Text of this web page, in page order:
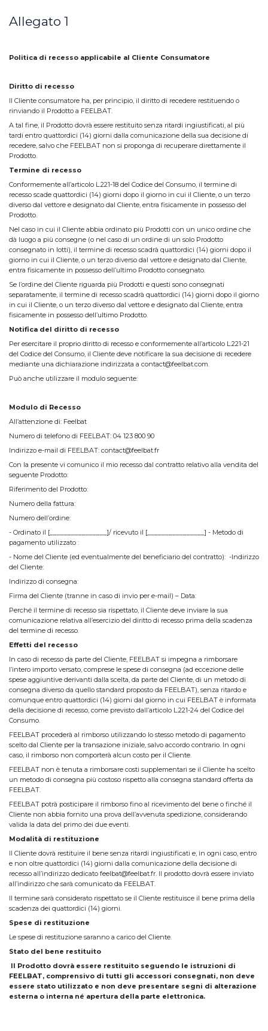
Allegato 1
Politica di recesso applicabile al Cliente Consumatore
Diritto di recesso
Il Cliente consumatore ha, per principio, il diritto di recedere restituendo o
rinviando il Prodotto a FEELBAT.
A tal fine, il Prodotto dovrà essere restituito senza ritardi ingiustificati, al più
tardi entro quattordici (14) giorni dalla comunicazione della sua decisione di
recedere, salvo che FEELBAT non si proponga di recuperare direttamente il
Prodotto.
Termine di recesso
Conformemente all’articolo L.221-18 del Codice del Consumo, il termine di
recesso scade quattordici (14) giorni dopo il giorno in cui il Cliente, o un terzo
diverso dal vettore e designato dal Cliente, entra fisicamente in possesso del
Prodotto.
Nel caso in cui il Cliente abbia ordinato più Prodotti con un unico ordine che
dà luogo a più consegne (o nel caso di un ordine di un solo Prodotto
consegnato in lotti), il termine di recesso scadrà quattordici (14) giorni dopo il
giorno in cui il Cliente, o un terzo diverso dal vettore e designato dal Cliente,
entra fisicamente in possesso dell’ultimo Prodotto consegnato.
Se l’ordine del Cliente riguarda più Prodotti e questi sono consegnati
separatamente, il termine di recesso scadrà quattordici (14) giorni dopo il giorno
in cui il Cliente, o un terzo diverso dal vettore e designato dal Cliente, entra
fisicamente in possesso dell’ultimo Prodotto.
Notifica del diritto di recesso
Per esercitare il proprio diritto di recesso e conformemente all’articolo L.221-21
del Codice del Consumo, il Cliente deve notificare la sua decisione di recedere
mediante una dichiarazione indirizzata a contact@feelbat.com.
Può anche utilizzare il modulo seguente:
Modulo di Recesso
All’attenzione di: Feelbat
Numero di telefono di FEELBAT: 04 123 800 90
Indirizzo e-mail di FEELBAT: contact@feelbat.fr
Con la presente vi comunico il mio recesso dal contratto relativo alla vendita del
seguente Prodotto:
Riferimento del Prodotto:
Numero della fattura:
Numero dell’ordine:
- Ordinato il [________________]/ ricevuto il [________________] - Metodo di
pagamento utilizzato :
- Nome del Cliente (ed eventualmente del beneficiario del contratto): -Indirizzo
del Cliente:
Indirizzo di consegna:
Firma del Cliente (tranne in caso di invio per e-mail) – Data:
Perché il termine di recesso sia rispettato, il Cliente deve inviare la sua
comunicazione relativa all’esercizio del diritto di recesso prima della scadenza
del termine di recesso.
Effetti del recesso
In caso di recesso da parte del Cliente, FEELBAT si impegna a rimborsare
l’intero importo versato, comprese le spese di consegna (ad eccezione delle
spese aggiuntive derivanti dalla scelta, da parte del Cliente, di un metodo di
consegna diverso da quello standard proposto da FEELBAT), senza ritardo e
comunque entro quattordici (14) giorni dal giorno in cui FEELBAT è informata
della decisione di recesso, come previsto dall’articolo L.221-24 del Codice del
Consumo.
FEELBAT procederà al rimborso utilizzando lo stesso metodo di pagamento
scelto dal Cliente per la transazione iniziale, salvo accordo contrario. In ogni
caso, il rimborso non comporterà alcun costo per il Cliente.
FEELBAT non è tenuta a rimborsare costi supplementari se il Cliente ha scelto
un metodo di consegna più costoso rispetto alla consegna standard offerta da
FEELBAT.
FEELBAT potrà posticipare il rimborso fino al ricevimento del bene o finché il
Cliente non abbia fornito una prova dell’avvenuta spedizione, considerando
valida la data del primo dei due eventi.
Modalità di restituzione
Il Cliente dovrà restituire il bene senza ritardi ingiustificati e, in ogni caso, entro
e non oltre quattordici (14) giorni dalla comunicazione della decisione di
recesso all’indirizzo dedicato feelbat@feelbat.fr. Il prodotto dovrà essere inviato
all’indirizzo che sarà comunicato da FEELBAT.
Il termine sarà considerato rispettato se il Cliente restituisce il bene prima della
scadenza dei quattordici (14) giorni.
Spese di restituzione
Le spese di restituzione saranno a carico del Cliente.
Stato del bene restituito
Il Prodotto dovrà essere restituito seguendo le istruzioni di
FEELBAT, comprensivo di tutti gli accessori consegnati, non deve
essere stato utilizzato e non deve presentare segni di alterazione
esterna o interna né apertura della parte elettronica.